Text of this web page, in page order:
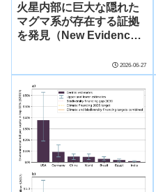
火星内部に巨大な隠れた
マグマ系が存在する証拠
を発見（New Evidence
Magma Systems Inside
Mars）
2026-06-27